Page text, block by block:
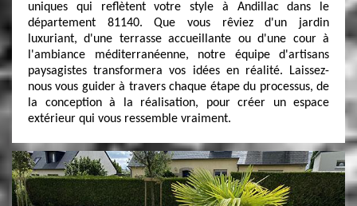
uniques qui reflètent votre style à Andillac dans le
département 81140. Que vous rêviez d'un jardin
luxuriant, d'une terrasse accueillante ou d'une cour à
l'ambiance méditerranéenne, notre équipe d'artisans
paysagistes transformera vos idées en réalité. Laissez-
nous vous guider à travers chaque étape du processus, de
la conception à la réalisation, pour créer un espace
extérieur qui vous ressemble vraiment.